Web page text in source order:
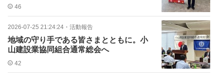
46
2026-07-25 21:24:24 ・ 活動報告
地域の守り手である皆さまとともに。小
山建設業協同組合通常総会へ
42